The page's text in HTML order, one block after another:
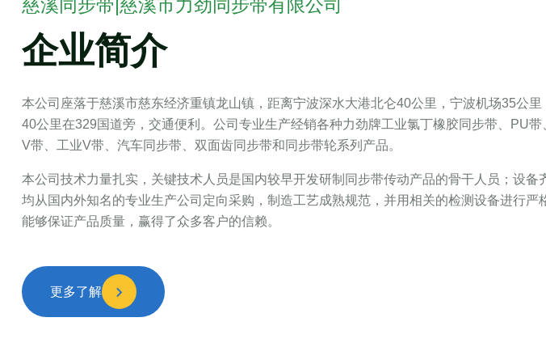
慈溪同步带|慈溪市力劲同步带有限公司
企业简介
本公司座落于慈溪市慈东经济重镇龙山镇，距离宁波深水大港北仑40公里，宁波机场35公里
40公里在329国道旁，交通便利。公司专业生产经销各种力劲牌工业氯丁橡胶同步带、PU
V带、工业V带、汽车同步带、双面齿同步带和同步带轮系列产品。
本公司技术力量扎实，关键技术人员是国内较早开发研制同步带传动产品的骨干人员；设备
均从国内外知名的专业生产公司定向采购，制造工艺成熟规范，并用相关的检测设备进行严
能够保证产品质量，赢得了众多客户的信赖。
更多了解